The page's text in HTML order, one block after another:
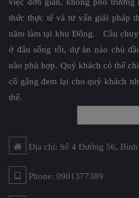
việc đơn giản, không phô
thức thực tế và tư vấn giải pháp
năm làm tại khu Đông. Câu
ở đâu sống tốt, dự án nào chủ
nào phù hợp. Quý khách có thể
cố gắng đem lại cho quý khách
thể.
Địa chỉ: Số 4 Đường 56,
Phone: 0901377389